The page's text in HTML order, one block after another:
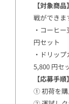
【対象商品】
戦ができま
・コーヒ
円セット
・ドリッ
5,800 円セ
【応募手順】
① 初荷を購